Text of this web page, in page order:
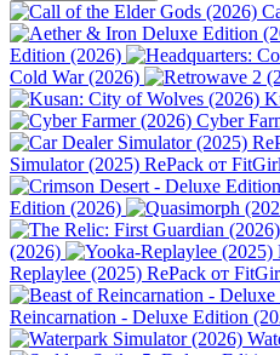
Edition (2026)
Cold War (2026)
Cyber
Simulator (2025) RePack от FitGirl
Edition (2026)
(2026)
Replaylee (2025) RePack от
Reincarnation - Deluxe Edition